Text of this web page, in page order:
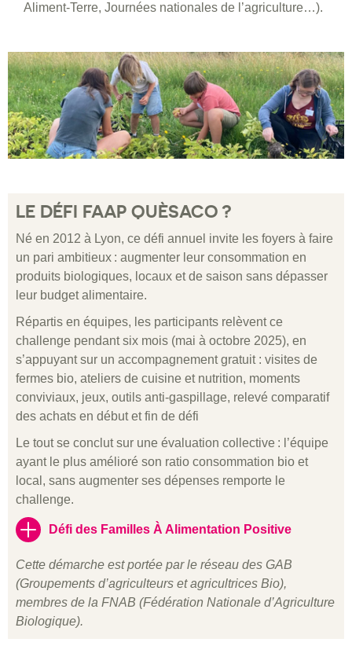
Aliment-Terre, Journées nationales de l’agriculture…).
LE DÉFI FAAP QUÈSACO ?
Né en 2012 à Lyon, ce défi annuel invite les foyers à faire
un pari ambitieux : augmenter leur consommation en
produits biologiques, locaux et de saison sans dépasser
leur budget alimentaire.
Répartis en équipes, les participants relèvent ce
challenge pendant six mois (mai à octobre 2025), en
s’appuyant sur un accompagnement gratuit : visites de
fermes bio, ateliers de cuisine et nutrition, moments
conviviaux, jeux, outils anti-gaspillage, relevé comparatif
des achats en début et fin de défi
Le tout se conclut sur une évaluation collective : l’équipe
ayant le plus amélioré son ratio consommation bio et
local, sans augmenter ses dépenses remporte le
challenge.
Défi des Familles À Alimentation Positive
Cette démarche est portée par le réseau des GAB
(Groupements d’agriculteurs et agricultrices Bio),
membres de la FNAB (Fédération Nationale d’Agriculture
Biologique).